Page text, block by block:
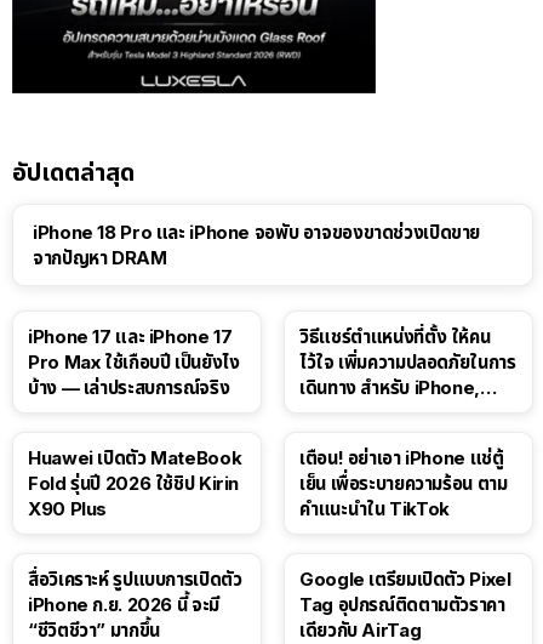
อัปเดตล่าสุด
iPhone 18 Pro และ iPhone จอพับ อาจของขาดช่วงเปิดขาย
จากปัญหา DRAM
41:47
iPhone 17 และ iPhone 17
Pro Max ใช้เกือบปี เป็นยังไง
บ้าง — เล่าประสบการณ์จริง
วิธีแชร์ตำแหน่งที่ตั้ง ให้คน
ไว้ใจ เพิ่มความปลอดภัยในการ
เดินทาง สำหรับ iPhone,
Huawei เปิดตัว MateBook
Fold รุ่นปี 2026 ใช้ชิป Kirin
X90 Plus
เตือน! อย่าเอา iPhone แช่ตู้
เย็น เพื่อระบายความร้อน ตาม
คำแนะนำใน TikTok
สื่อวิเคราะห์ รูปแบบการเปิดตัว
iPhone ก.ย. 2026 นี้ จะมี
“ชีวิตชีวา” มากขึ้น
Google เตรียมเปิดตัว Pixel
Tag อุปกรณ์ติดตามตัวราคา
เดียวกับ AirTag